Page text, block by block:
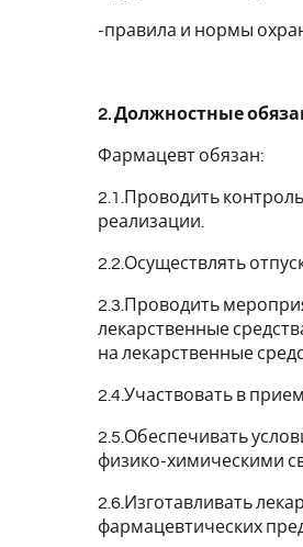
-правила и нормы
2. Должностные
Фармацевт обязан:
2.1.Проводить
реализации.
2.2.Осуществлять
2.3.Проводить
лекарственные
на лекарственные
2.4.Участвовать в
2.5.Обеспечивать
физико-химическими
2.6.Изготавливать
фармацевтических